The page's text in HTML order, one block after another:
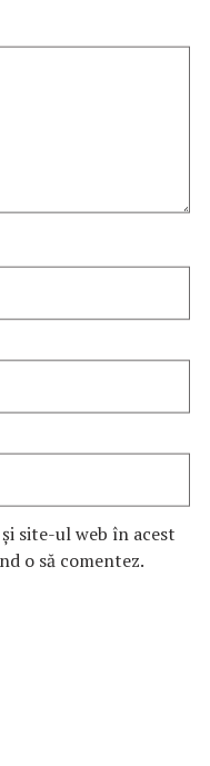
site-ul web în acest
o să comentez.